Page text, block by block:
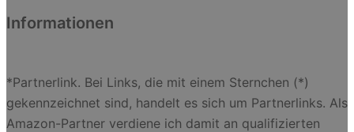
Informationen
*Partnerlink. Bei Links, die mit einem Sternchen (*)
gekennzeichnet sind, handelt es sich um Partnerlinks. Als
Amazon-Partner verdiene ich damit an qualifizierten